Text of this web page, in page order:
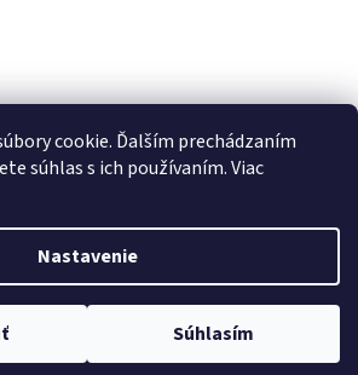
cookie. Ďalším prechádzaním
súhlas s ich používaním. Viac
Nastavenie
Súhlasím
Vytvoril Shoptet
PO . Všetky práva vyhradené.